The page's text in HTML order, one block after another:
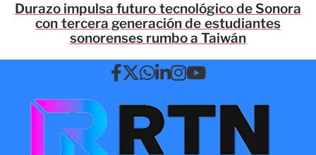
Durazo impulsa futuro tecnológico de Sonora
con tercera generación de estudiantes
sonorenses rumbo a Taiwán